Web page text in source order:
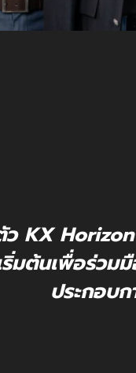
ว KX
ริ่มต้นเพื่อร่ว
ประกอบก